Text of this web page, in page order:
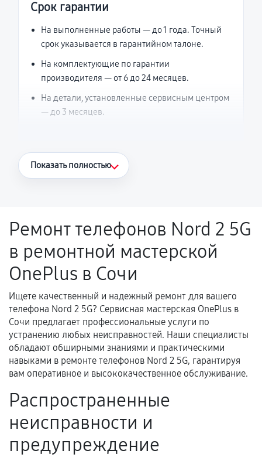
Срок гарантии
На выполненные работы — до 1 года. Точный
срок указывается в гарантийном талоне.
На комплектующие по гарантии
производителя — от 6 до 24 месяцев.
На детали, установленные сервисным центром
— до 3 месяцев.
Что считается гарантийным случаем
Поломка установленной детали при
нормальной эксплуатации в течение
гарантийного срока.
Несоответствие комплектующей заявленным
техническим характеристикам.
Документы для подтверждения
гарантии
Гарантийный талон.
Акт выполненных работ с датой, перечнем
Документы на установленные комплектующие
и кассовый чек.
Показать полностью
Ремонт телефонов Nord 2 5G
в ремонтной мастерской
OnePlus в Сочи
Ищете качественный и надежный ремонт для вашего
телефона Nord 2 5G? Сервисная мастерская OnePlus в
Сочи предлагает профессиональные услуги по
устранению любых неисправностей. Наши специалисты
обладают обширными знаниями и практическими
навыками в ремонте телефонов Nord 2 5G, гарантируя
вам оперативное и высококачественное обслуживание.
Распространенные
неисправности и
предупреждение